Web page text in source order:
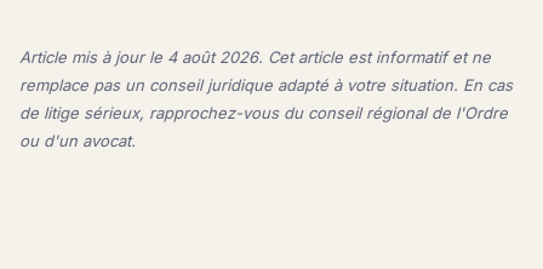
Article mis à jour le 4 août 2026. Cet article est informatif et ne
remplace pas un conseil juridique adapté à votre situation. En cas
de litige sérieux, rapprochez-vous du conseil régional de l'Ordre
ou d'un avocat.